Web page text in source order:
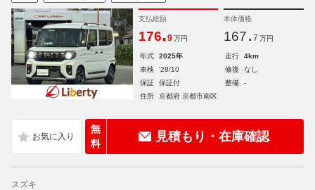
支払総額
176.9 万円
本体価格
167. 7 万円
年式 2025年 走行
4km
車検
'28/10 修復
なし
保証
保証付 整備
-
住所
京都府 京都市南区
無
料
見積もり・在庫確認
スズキ